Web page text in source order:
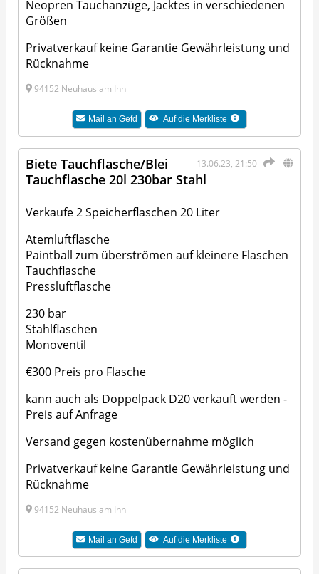
Neopren Tauchanzüge, Jacktes in verschiedenen
Größen
Privatverkauf keine Garantie Gewährleistung und
Rücknahme
94152 Neuhaus am Inn
Mail anGefd Auf die Merkliste
13.06.23, 21:50
Biete Tauchflasche/Blei
Tauchflasche 20l 230bar Stahl
Verkaufe 2 Speicherflaschen 20 Liter
Atemluftflasche
Paintball zum überströmen auf kleinere Flaschen
Tauchflasche
Pressluftflasche
230 bar
Stahlflaschen
Monoventil
€300 Preis pro Flasche
kann auch als Doppelpack D20 verkauft werden -
Preis auf Anfrage
Versand gegen kostenübernahme möglich
Privatverkauf keine Garantie Gewährleistung und
Rücknahme
94152 Neuhaus am Inn
Mail anGefd Auf die Merkliste